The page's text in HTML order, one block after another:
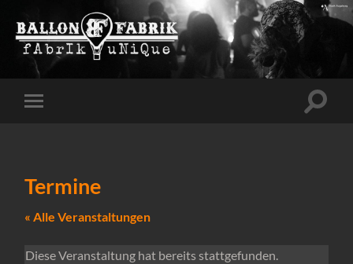
Mobile-
Termine
« Alle Veranstaltungen
Diese Veranstaltung hat bereits stattgefunden.